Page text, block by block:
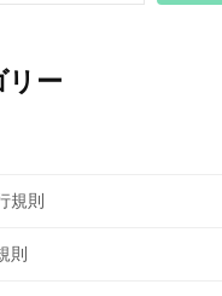
リー
規則
則